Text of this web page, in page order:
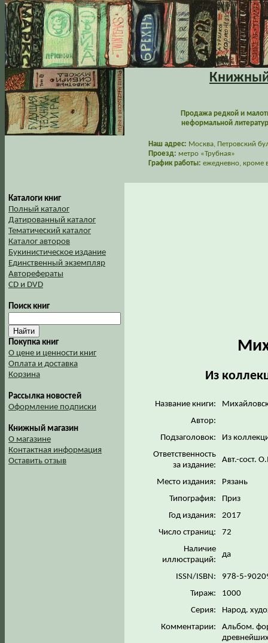
Книжный
Продажа редкой и
неформальной
Наш адрес: Москва, Петровский
Проезд: метро «Трубная»
График работы: ежедневно, кроме
Каталоги книг
Полный каталог
Датированный каталог
Тематический каталог
Каталог авторов
Букинистическое издание
Единственный экземпляр
Авторефераты
CD и DVD
Поиск книг
Покупка книг
О цене и ценности книг
Оплата и доставка
Корзина
Рассылка новостей
Оформление подписки
Книжный магазин
О магазине
Контактная информация
Оставить отзыв
Из
Название книги:
Автор:
Подзаголовок:
Из
Ответственность
за издание:
Авт.-сост.
Место издания:
Рязань
Типография:
Приз
Год издания:
2017
Число страниц:
72
Наличие
иллюстраций:
да
ISSN/ISBN:
978-5-
Тираж:
1000
Серия:
Народ.
Комментарии:
Альбом.